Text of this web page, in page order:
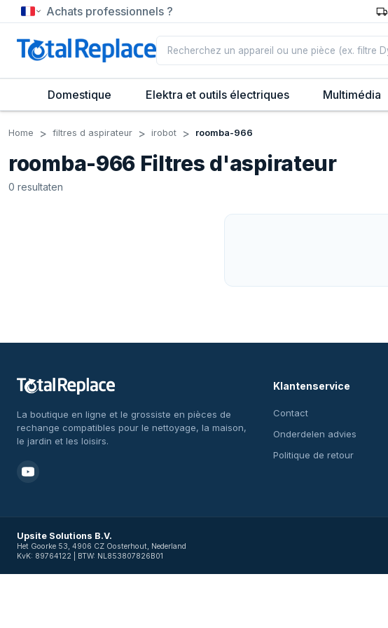
Achats professionnels ?
Domestique Elektra et outils électriques Multimédia
Home filtres d aspirateur irobot roomba-966
roomba-966 Filtres d'aspirateur
0 resultaten
La boutique en ligne et le grossiste en pièces de
rechange compatibles pour le nettoyage, la maison,
le jardin et les loisirs.
Klantenservice
Contact
Onderdelen advies
Politique de retour
Upsite Solutions B.V.
Het Goorke 53, 4906 CZ Oosterhout, Nederland
KvK: 89764122 | BTW: NL853807826B01